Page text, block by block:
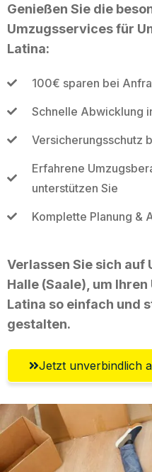
Genießen Sie die
Umzugsservices für
Latina:
100€ sparen bei
Schnelle Abwicklung
Versicherungsschutz
Erfahrene
unterstützen Sie
Komplette Planung &
Verlassen Sie sich auf
Halle (Saale), um
Latina so einfach und
gestalten.
Jetzt unverbindlich